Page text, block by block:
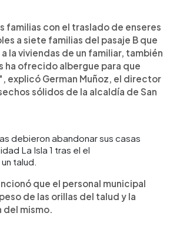
familias con el traslado de enseres
a siete familias del pasaje B que
la viviendas de un familiar, también
ha ofrecido albergue para que
explicó German Muñoz, el director
sólidos de la alcaldía de San
debieron abandonar sus casas
La Isla 1 tras el el
talud.
que el personal municipal
de las orillas del talud y la
del mismo.